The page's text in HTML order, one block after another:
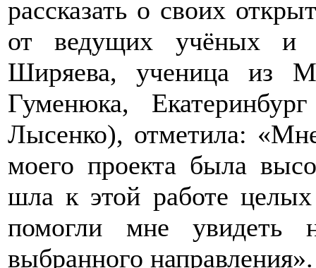
рассказать о своих
от ведущих учёных и
Ширяева, ученица
Гуменюка,
Лысенко), отметила:
моего проекта была
шла к этой работе
помогли мне увидеть
выбранного направления».